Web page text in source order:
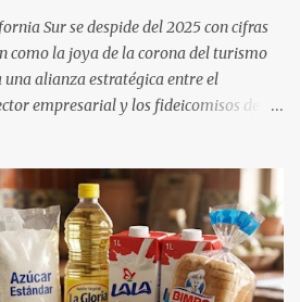
Sur se despide del 2025 con cifras
como la joya de la corona del turismo
una alianza estratégica entre el
empresarial y los fideicomisos de
precedentes. Las proyecciones para
optimistas, con un promedio estatal
la sorpresa del año la ha dado el
encabeza las expectativas con un
impulsado por el interés